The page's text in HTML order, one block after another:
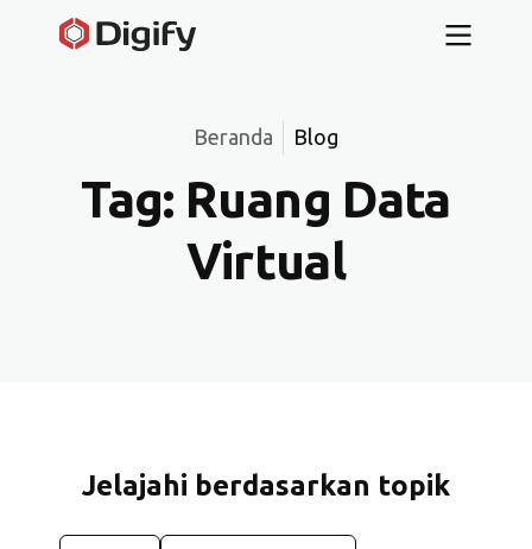
Beranda Blog
Tag: Ruang Data
Virtual
Jelajahi berdasarkan topik